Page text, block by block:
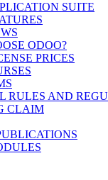
SUITE
ODOO?
PRICES
RULES AND
CLAIM